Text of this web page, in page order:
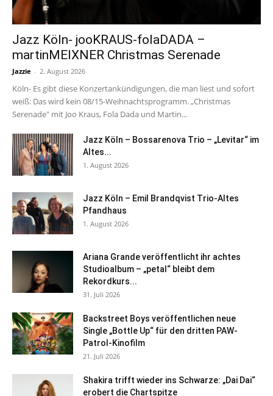
Jazz Köln- jooKRAUS-folaDADA –
martinMEIXNER Christmas Serenade
Jazzie - 2. August 2026
Köln- Es gibt diese Konzertankündigungen, die man liest und sofort
weiß: Das wird kein 08/15-Weihnachtsprogramm. „Christmas
Serenade" mit Joo Kraus, Fola Dada und Martin...
Jazz Köln – Bossarenova Trio – „Levitar“ im
Altes...
1. August 2026
Jazz Köln – Emil Brandqvist Trio-Altes
Pfandhaus
1. August 2026
Ariana Grande veröffentlicht ihr achtes
Studioalbum – „petal“ bleibt dem
Rekordkurs...
31. Juli 2026
Backstreet Boys veröffentlichen neue
Single „Bottle Up“ für den dritten PAW-
Patrol-Kinofilm
21. Juli 2026
Shakira trifft wieder ins Schwarze: „Dai Dai“
erobert die Chartspitze